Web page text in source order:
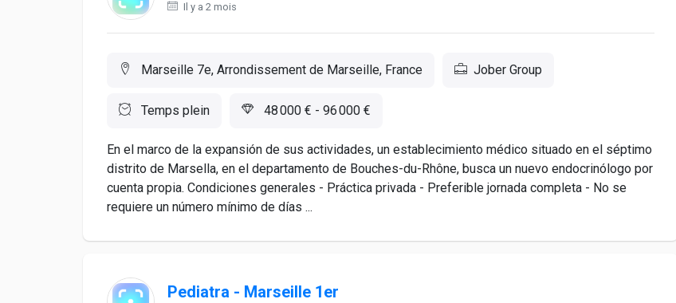
Il y a 2 mois
Marseille 7e, Arrondissement de Marseille, France Jober Group
Temps plein 48 000 € - 96 000 €
En el marco de la expansión de sus actividades, un establecimiento médico situado en el séptimo
distrito de Marsella, en el departamento de Bouches-du-Rhône, busca un nuevo endocrinólogo por
cuenta propia. Condiciones generales - Práctica privada - Preferible jornada completa - No se
requiere un número mínimo de días ...
Pediatra - Marseille 1er